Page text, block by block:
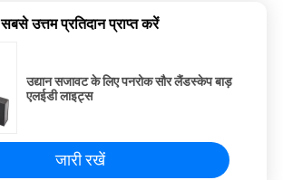
सबसे उत्तम प्रतिदान प्राप्त करें
उद्यान सजावट के लिए पनरोक सौर लैंडस्केप बाड़
एलईडी लाइट्स
जारी रखें